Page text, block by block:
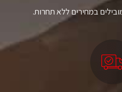
במחירים ללא תחרות.